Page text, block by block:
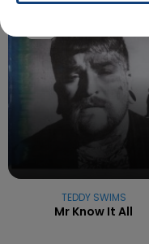
TEDDY SWIMS
Mr Know It All